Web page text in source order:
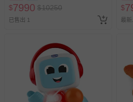
$7990 $10250
已售出 1
$
最